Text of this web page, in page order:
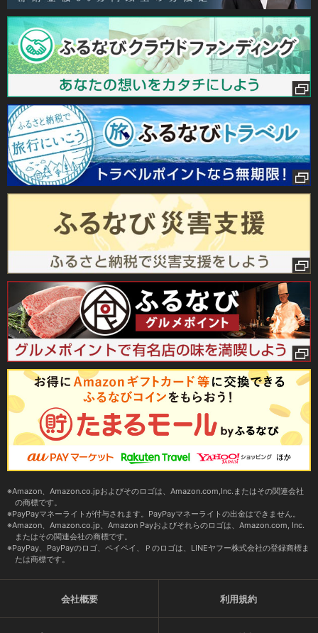
Amazon、Amazon.co.jpおよびそのロゴは、Amazon.com,Inc.またはその関連会社
の商標です。
PayPayマネーライトが付与されます。PayPayマネーライトの出金はできません。
Amazon、Amazon.co.jp、Amazon Payおよびそれらのロゴは、Amazon.com, Inc.
またはその関連会社の商標です。
PayPay、PayPayのロゴ、ペイペイ、Ｐのロゴは、LINEヤフー株式会社の登録商標ま
たは商標です。
会社概要 利用規約